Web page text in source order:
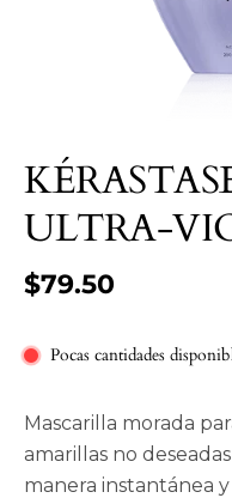
ULTRA-
$79.50
Pocas cantidades
Mascarilla morada
amarillas no
manera instantánea